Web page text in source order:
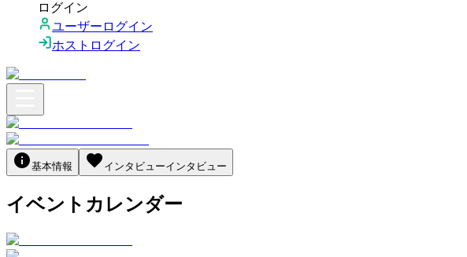
ログイン
ユーザーログイン
ホストログイン
基本情報 インタビューインタビュー
イベントカレンダー